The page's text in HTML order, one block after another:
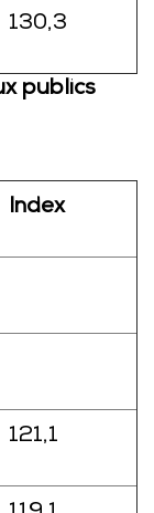
130,3
publics
Index
121,1